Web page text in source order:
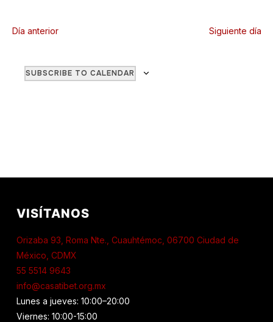
Día anterior Siguiente día
SUBSCRIBE TO CALENDAR
VISÍTANOS
Orizaba 93, Roma Nte., Cuauhtémoc, 06700 Ciudad de
México, CDMX
55 5514 9643
info@casatibet.org.mx
Lunes a jueves: 10:00–20:00
Viernes: 10:00-15:00